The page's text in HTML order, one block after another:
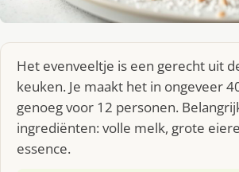
Het evenveeltje is een gerecht uit
keuken. Je maakt het in ongeveer
genoeg voor 12 personen.
ingrediënten: volle melk, grote
essence.